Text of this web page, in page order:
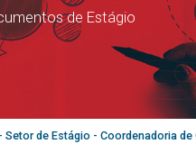
de Estágio
Setor de Estágio - Coordenadoria